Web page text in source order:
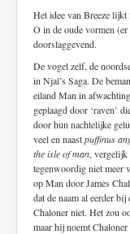
Het idee van Breeze
O in de oude vormen (er
doorslaggevend.
De vogel zelf, de
in Njal’s Saga. De
eiland Man in
geplaagd door ‘raven’
door hun nachtelijke
veel en naastpuffinus
the isle of man,
tegenwoordig niet meer
op Man door James
dat de naam al eerder
Chaloner niet. Het zou
maar hij noemt Chaloner